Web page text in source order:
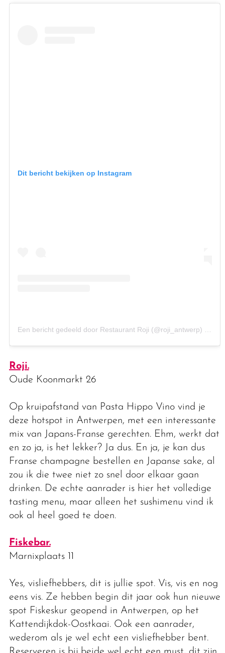
Dit bericht bekijken op Instagram
Een bericht gedeeld door Restaurant Roji (@roji_antwerp)
Roji.
Oude Koonmarkt 26
Op kruipafstand van Pasta Hippo Vino vind je
deze hotspot in Antwerpen, met een interessante
mix van Japans-Franse gerechten. Ehm, werkt dat
en zo ja, is het lekker? Ja dus. En ja, je kan dus
Franse champagne bestellen en Japanse sake, al
zou ik die twee niet zo snel door elkaar gaan
drinken. De echte aanrader is hier het volledige
tasting menu, maar alleen het sushimenu vind ik
ook al heel goed te doen.
Fiskebar.
Marnixplaats 11
Yes, visliefhebbers, dit is jullie spot. Vis, vis en nog
eens vis. Ze hebben begin dit jaar ook hun nieuwe
spot Fiskeskur geopend in Antwerpen, op het
Kattendijkdok-Oostkaai. Ook een aanrader,
wederom als je wel echt een visliefhebber bent.